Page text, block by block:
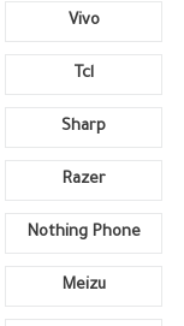
Vivo
Tcl
Sharp
Razer
Nothing Phone
Meizu